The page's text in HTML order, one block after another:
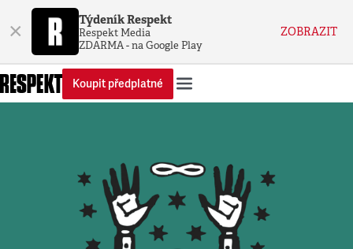
× Týdeník Respekt
Respekt Media
ZDARMA - na Google Play
ZOBRAZIT
Koupit předplatné